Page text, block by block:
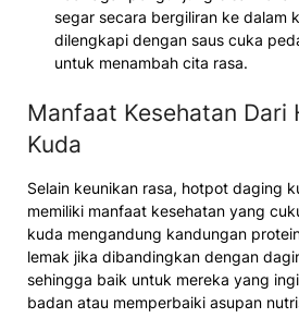
segar secara bergiliran ke dalam
dilengkapi dengan saus cuka
untuk menambah cita rasa.
Manfaat Kesehatan Dari
Kuda
Selain keunikan rasa, hotpot daging
memiliki manfaat kesehatan yang
kuda mengandung kandungan
lemak jika dibandingkan dengan
sehingga baik untuk mereka yang
badan atau memperbaiki asupan